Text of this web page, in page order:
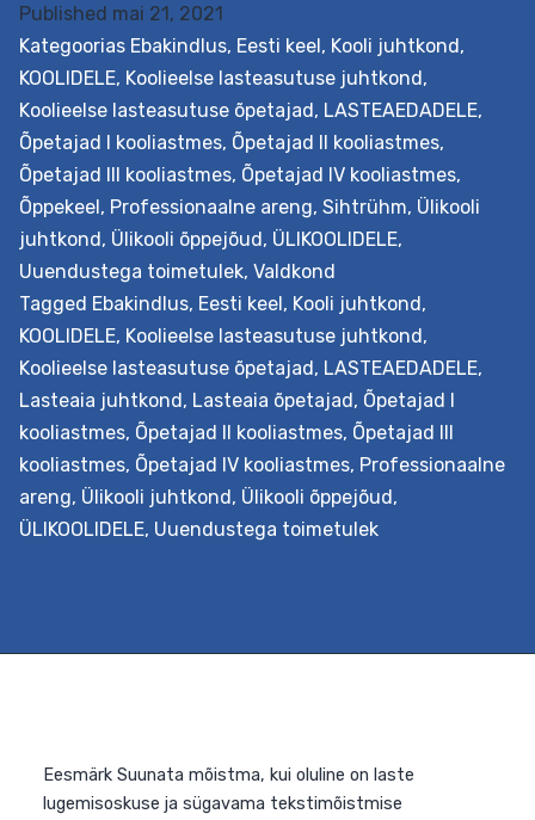
arenguvajaduse(d) ja kavandada edasist tegevust,
kasutades selleks sisehindamisele suunatud
ja küsimustikku, mida on võimalik kollektiivil või
juhtkonnal iseseisvalt täita. Protsessi jooksul on toeks
haridusuuenduse spetsialist. Väljundid Haridusasutus
saab teada oma arenguvajadused ja sellest lähtuvalt
kavandada valitud muutuse kavandamise ja elluviimise
protsessi. Soovi korral koostatakse seejärel…
readingHaridusasutuse
uuendusmeelsuse
hindamise
ja
arengu
suunamise
pakett
Published mai 21, 2021
Kategoorias Ebakindlus, Eesti keel, Kooli juhtkond,
KOOLIDELE, Koolieelse lasteasutuse juhtkond,
Koolieelse lasteasutuse õpetajad, LASTEAEDADELE,
Õpetajad I kooliastmes, Õpetajad II kooliastmes,
Õpetajad III kooliastmes, Õpetajad IV kooliastmes,
Õppekeel, Professionaalne areng, Sihtrühm, Ülikooli
juhtkond, Ülikooli õppejõud, ÜLIKOOLIDELE,
Uuendustega toimetulek, Valdkond
Tagged Ebakindlus, Eesti keel, Kooli juhtkond,
KOOLIDELE, Koolieelse lasteasutuse juhtkond,
Koolieelse lasteasutuse õpetajad, LASTEAEDADELE,
Lasteaia juhtkond, Lasteaia õpetajad, Õpetajad I
kooliastmes, Õpetajad II kooliastmes, Õpetajad III
kooliastmes, Õpetajad IV kooliastmes, Professionaalne
areng, Ülikooli juhtkond, Ülikooli õppejõud,
ÜLIKOOLIDELE, Uuendustega toimetulek